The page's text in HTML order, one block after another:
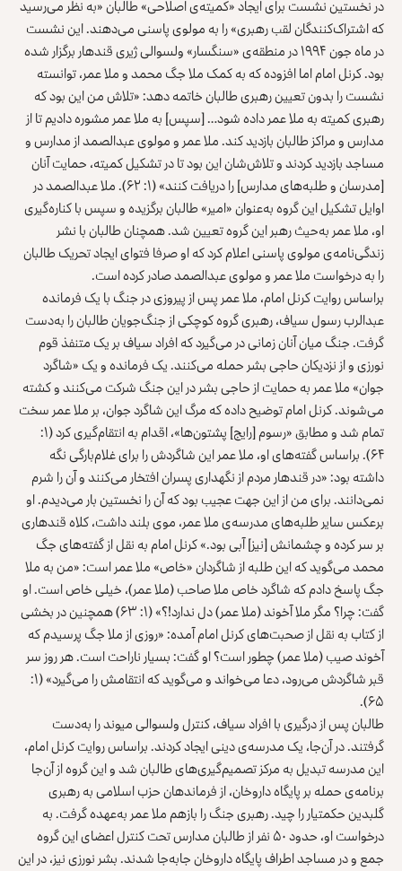
در نخستین نشست برای ایجاد «کمیته‌ی اصلاحی» طالبان «به نظر می‌رسید
که اشتراک‌کنندگان لقب رهبری» را به مولوی پاسنی می‌دهند. این نشست
در ماه جون ۱۹۹۴ در منطقه‌ی «سنگسار» ولسوالی ژیری قندهار برگزار شده
بود. کرنل امام اما افزوده که به کمک ملا جگ محمد و ملا عمر، توانسته
نشست را بدون تعیین رهبری طالبان خاتمه دهد: «تلاش من این بود که
رهبری کمیته به ملا عمر داده شود… [سپس] به ملا عمر مشوره دادیم تا از
مدارس و مراکز طالبان بازدید کند. ملا عمر و مولوی عبدالصمد از مدارس و
مساجد بازدید کردند و تلاش‌شان این بود تا در تشکیل کمیته، حمایت آنان
[مدرسان و طلبه‌های مدارس] را دریافت کنند» (۱: ۶۲). ملا عبدالصمد در
اوایل تشکیل این گروه به‌عنوان «امیر» طالبان برگزیده و سپس با کناره‌گیری
او، ملا عمر به‌حیث رهبر این گروه تعیین شد. همچنان طالبان با نشر
زندگی‌نامه‌ی مولوی پاسنی اعلام کرد که او صرفا فتوای ایجاد تحریک طالبان
را به درخواست ملا عمر و مولوی عبدالصمد صادر کرده است.
براساس روایت کرنل امام، ملا عمر پس از پیروزی در جنگ با یک فرمانده
عبدالرب رسول سیاف، رهبری گروه کوچکی از جنگ‌جویان طالبان را به‌دست
گرفت. جنگ میان آنان زمانی در می‌گیرد که افراد سیاف بر یک متنفذ قوم
نورزی و از نزدیکان حاجی بشر حمله می‌کنند. یک فرمانده و یک «شاگرد
جوان» ملا عمر به حمایت از حاجی بشر در این جنگ شرکت می‌کنند و کشته
می‌شوند. کرنل امام توضیح داده که مرگ این شاگرد جوان، بر ملا عمر سخت
تمام شد و مطابق «رسوم [رایج] پشتون‌ها»، اقدام به انتقام‌گیری کرد (۱:
۶۴). براساس گفته‌های او، ملا عمر این شاگردش را برای غلام‌بارگی نگه
داشته بود: «در قندهار مردم از نگهداری پسران افتخار می‌کنند و آن را شرم
نمی‌دانند. برای من از این جهت عجیب بود که آن را نخستین بار می‌دیدم. او
برعکس سایر طلبه‌های مدرسه‌ی ملا عمر، موی بلند داشت، کلاه قندهاری
بر سر کرده و چشمانش [نیز] آبی بود.» کرنل امام به نقل از گفته‌های جگ
محمد می‌گوید که این طلبه از شاگردان «خاص» ملا عمر است: «من به ملا
جگ پاسخ دادم که شاگرد خاص ملا صاحب (ملا عمر)، خیلی خاص است. او
گفت: چرا؟ مگر ملا آخوند (ملا عمر) دل ندارد!؟» (۱: ۶۳) همچنین در بخشی
از کتاب به نقل از صحبت‌های کرنل امام آمده: «روزی از ملا جگ پرسیدم که
آخوند صیب (ملا عمر) چطور است؟ او گفت: بسیار ناراحت است. هر روز سر
قبر شاگردش می‌رود، دعا می‌خواند و می‌گوید که انتقامش را می‌گیرد» (۱:
۶۵).
طالبان پس از درگیری با افراد سیاف، کنترل ولسوالی میوند را به‌دست
گرفتند. در آن‌جا، یک مدرسه‌ی دینی ایجاد کردند. براساس روایت کرنل امام،
این مدرسه تبدیل به مرکز تصمیم‌گیری‌های طالبان شد و این گروه از آن‌جا
برنامه‌ی حمله بر پایگاه داروخان، از فرماندهان حزب اسلامی به رهبری
گلبدین حکمتیار را چید. رهبری جنگ را بازهم ملا عمر به‌عهده گرفت. به
‌درخواست او، حدود ۵۰ نفر از طالبان مدارس تحت کنترل اعضای این گروه
جمع و در مساجد اطراف پایگاه داروخان جابه‌جا شدند. بشر نورزی نیز، در این